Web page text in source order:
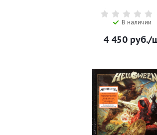
В наличии
4 450 руб./